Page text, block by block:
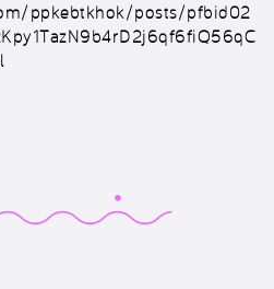
ppkebtkhok/posts/pfbid02